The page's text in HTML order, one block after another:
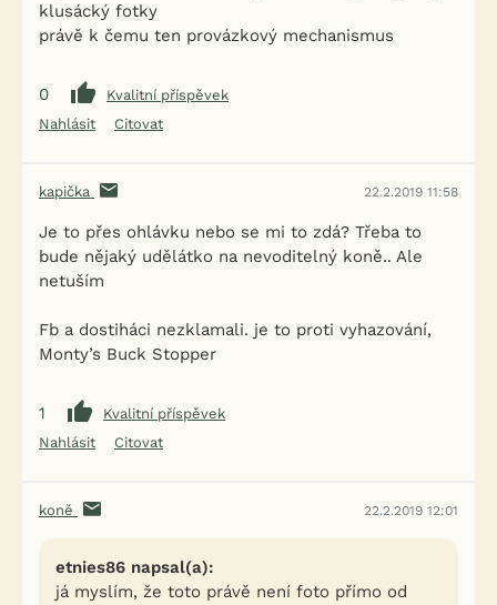
klusácký fotky
právě k čemu ten provázkový mechanismus
0
Kvalitní příspěvek
Nahlásit
Citovat
kapička 22.2.2019 11:58
Je to přes ohlávku nebo se mi to zdá? Třeba to
bude nějaký udělátko na nevoditelný koně.. Ale
netuším
Fb a dostiháci nezklamali. je to proti vyhazování,
Monty’s Buck Stopper
1
Kvalitní příspěvek
Nahlásit
Citovat
koně 22.2.2019 12:01
etnies86 napsal(a):
já myslím, že toto právě není foto přímo od